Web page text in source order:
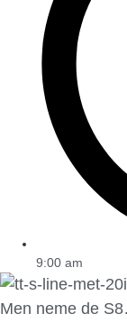
9:00 am
Men neme de